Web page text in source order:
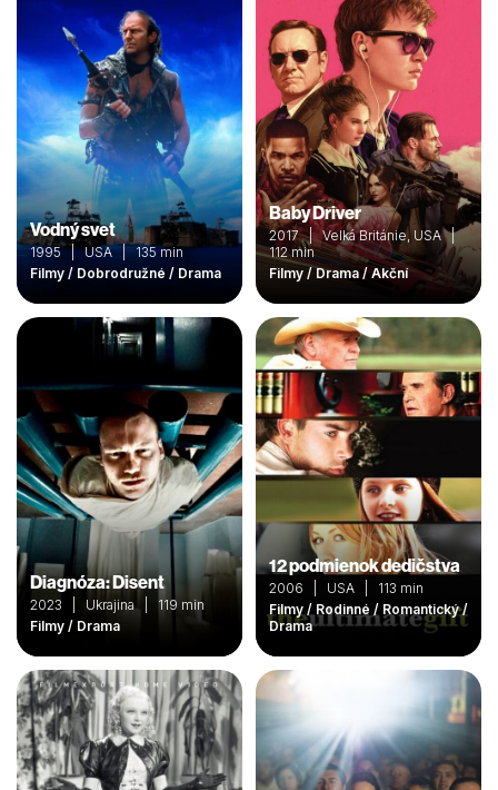
Vodný svet
1995 | USA | 135 min
Filmy / Dobrodružné / Drama
Baby Driver
2017 | Velká Británie, USA |
112 min
Filmy / Drama / Akční
Diagnóza: Disent
2023 | Ukrajina | 119 min
Filmy / Drama
12 podmienok dedičstva
2006 | USA | 113 min
Filmy / Rodinné / Romantický /
Drama